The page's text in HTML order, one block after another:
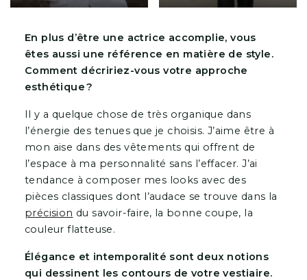
En plus d’être une actrice accomplie, vous
êtes aussi une référence en matière de style.
Comment décririez-vous votre approche
esthétique ?
Il y a quelque chose de très organique dans
l’énergie des tenues que je choisis. J’aime être à
mon aise dans des vêtements qui offrent de
l’espace à ma personnalité sans l’effacer. J’ai
tendance à composer mes looks avec des
pièces classiques dont l’audace se trouve dans la
précision du savoir-faire, la bonne coupe, la
couleur flatteuse.
Élégance et intemporalité sont deux notions
qui dessinent les contours de votre vestiaire.